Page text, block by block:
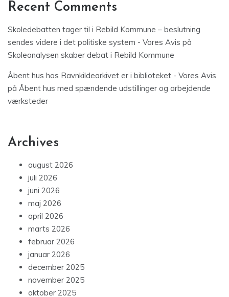
Recent Comments
Skoledebatten tager til i Rebild Kommune – beslutning
sendes videre i det politiske system - Vores Avis på
Skoleanalysen skaber debat i Rebild Kommune
Åbent hus hos Ravnkildearkivet er i biblioteket - Vores Avis
på Åbent hus med spændende udstillinger og arbejdende
værksteder
Archives
august 2026
juli 2026
juni 2026
maj 2026
april 2026
marts 2026
februar 2026
januar 2026
december 2025
november 2025
oktober 2025